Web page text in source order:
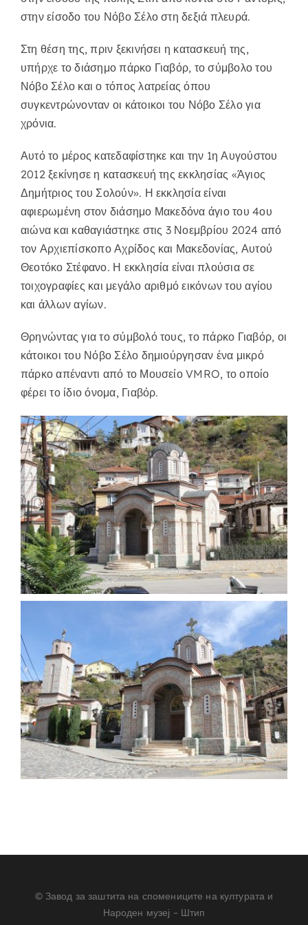
στην είσοδο του Νόβο Σέλο στη δεξιά πλευρά.
Στη θέση της, πριν ξεκινήσει η κατασκευή της,
υπήρχε το διάσημο πάρκο Γιαβόρ, το σύμβολο του
Νόβο Σέλο και ο τόπος λατρείας όπου
συγκεντρώνονταν οι κάτοικοι του Νόβο Σέλο για
χρόνια.
Αυτό το μέρος κατεδαφίστηκε και την 1η Αυγούστου
2012 ξεκίνησε η κατασκευή της εκκλησίας «Άγιος
Δημήτριος του Σολούν». Η εκκλησία είναι
αφιερωμένη στον διάσημο Μακεδόνα άγιο του 4ου
αιώνα και καθαγιάστηκε στις 3 Νοεμβρίου 2024 από
τον Αρχιεπίσκοπο Αχρίδος και Μακεδονίας, Αυτού
Θεοτόκο Στέφανο. Η εκκλησία είναι πλούσια σε
τοιχογραφίες και μεγάλο αριθμό εικόνων του αγίου
και άλλων αγίων.
Θρηνώντας για το σύμβολό τους, το πάρκο Γιαβόρ, οι
κάτοικοι του Νόβο Σέλο δημιούργησαν ένα μικρό
πάρκο απέναντι από το Μουσείο VMRO, το οποίο
φέρει το ίδιο όνομα, Γιαβόρ.
© Завод за заштита на спомениците на културата и
Народен музеј – Штип